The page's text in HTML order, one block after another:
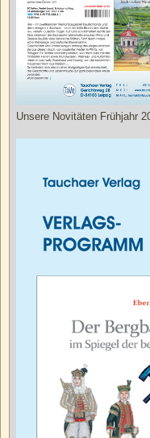
Unsere Novitäten Frühjahr